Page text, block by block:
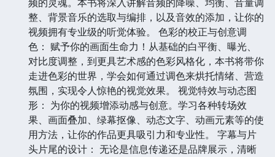
整、背景音乐的选取与编排，以及音效的添加，让你的
视频拥有专业级的听觉体验。 色彩的校正与创意调
色： 赋予你的画面生命力！从基础的白平衡、曝光、
对比度调整，到更具艺术感的色彩风格化，本书将带你
走进色彩的世界，学会如何通过调色来烘托情绪、营造
氛围，实现令人惊艳的视觉效果。 视觉特效与动态图
形： 为你的视频增添动感与创意。学习各种转场效
果、画面叠加、绿幕抠像、动态文字、动画元素等的使
用方法，让你的作品更具吸引力和专业性。 字幕与片
头片尾的设计： 无论是信息传递还是品牌展示，清晰